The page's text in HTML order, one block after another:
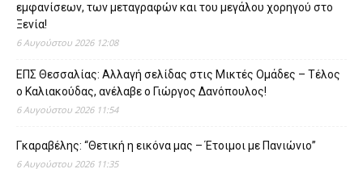
εμφανίσεων, των μεταγραφών και του μεγάλου χορηγού στο
Ξενία!
6 Αυγούστου 2026 12:08
ΕΠΣ Θεσσαλίας: Αλλαγή σελίδας στις Μικτές Ομάδες – Τέλος
ο Καλιακούδας, ανέλαβε ο Γιώργος Δανόπουλος!
6 Αυγούστου 2026 11:54
Γκαραβέλης: “Θετική η εικόνα μας – Έτοιμοι με Πανιώνιο”
6 Αυγούστου 2026 11:35